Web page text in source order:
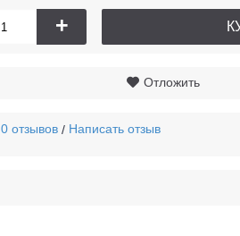
+
Отложить
0 отзывов / Написать отзыв